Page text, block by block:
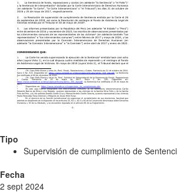
Tipo
Supervisión de cumplimiento de
Fecha
2 sept 2024